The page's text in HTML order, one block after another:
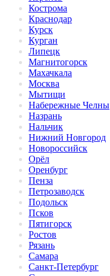
Кострома
Краснодар
Курск
Курган
Липецк
Магнитогорск
Махачкала
Москва
Мытищи
Набережные Челны
Назрань
Нальчик
Нижний Новгород
Новороссийск
Орёл
Оренбург
Пенза
Петрозаводск
Подольск
Псков
Пятигорск
Ростов
Рязань
Самара
Санкт-Петербург